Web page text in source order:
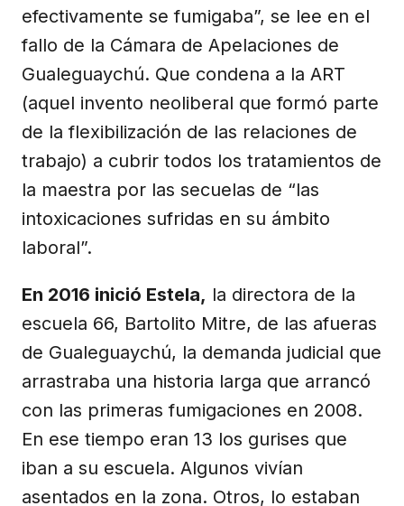
efectivamente se fumigaba”, se lee en el
fallo de la Cámara de Apelaciones de
Gualeguaychú. Que condena a la ART
(aquel invento neoliberal que formó parte
de la flexibilización de las relaciones de
trabajo) a cubrir todos los tratamientos de
la maestra por las secuelas de “las
intoxicaciones sufridas en su ámbito
laboral”.
En 2016 inició Estela, la directora de la
escuela 66, Bartolito Mitre, de las afueras
de Gualeguaychú, la demanda judicial que
arrastraba una historia larga que arrancó
con las primeras fumigaciones en 2008.
En ese tiempo eran 13 los gurises que
iban a su escuela. Algunos vivían
asentados en la zona. Otros, lo estaban